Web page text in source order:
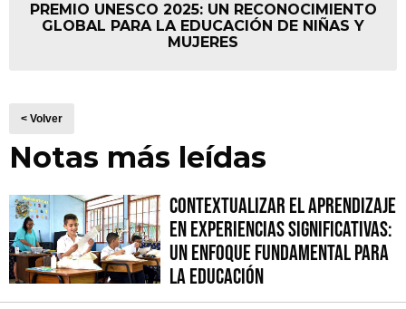
PREMIO UNESCO 2025: UN RECONOCIMIENTO
GLOBAL PARA LA EDUCACIÓN DE NIÑAS Y
MUJERES
< Volver
Notas más leídas
Contextualizar el Aprendizaje
en Experiencias Significativas:
Un Enfoque fundamental para
la Educación